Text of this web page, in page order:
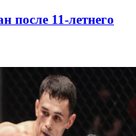
после 11-летнего